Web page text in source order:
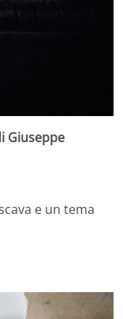
Giuseppe
e un tema